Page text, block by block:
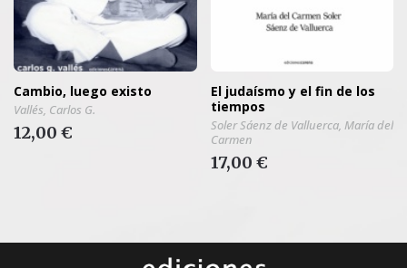
Cambio, luego existo
Vallés, Carlos G.
12,00 €
El judaísmo y el fin de los
tiempos
Soler Sáenz de Valluerca, María del
Carmen
17,00 €